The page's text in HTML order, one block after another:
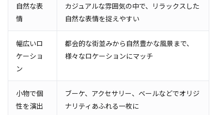
自然な表
情
カジュアルな雰囲気の中で、リラックスした
自然な表情を捉えやすい
幅広いロ
ケーショ
ン
都会的な街並みから自然豊かな風景まで、
様々なロケーションにマッチ
小物で個
性を演出
ブーケ、アクセサリー、ベールなどでオリジ
ナリティあふれる一枚に